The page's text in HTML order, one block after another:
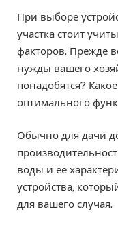
При выборе
участка стоит
факторов. Прежде
нужды вашего
понадобятся?
оптимального
Обычно для дачи
воды и ее
устройства,
для вашего случая.